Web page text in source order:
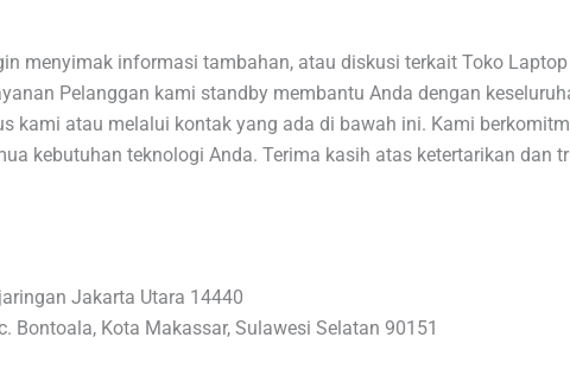
menyimak informasi tambahan, atau diskusi terkait Toko Laptop
Pelanggan kami standby membantu Anda dengan
kami atau melalui kontak yang ada di bawah ini. Kami
kebutuhan teknologi Anda. Terima kasih atas ketertarikan dan
Jakarta Utara 14440
Bontoala, Kota Makassar, Sulawesi Selatan 90151